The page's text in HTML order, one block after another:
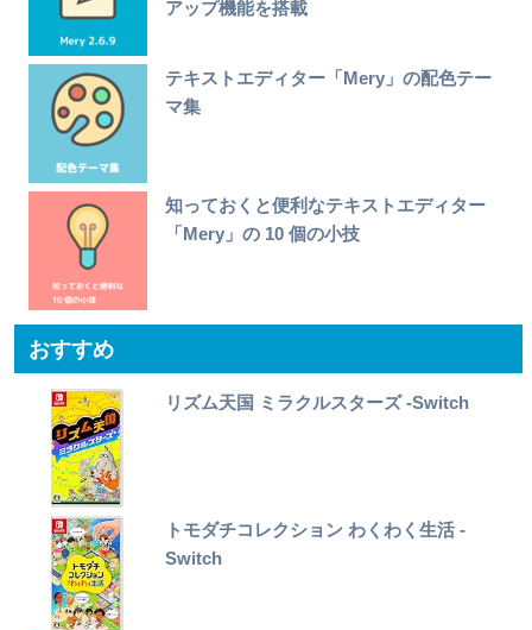
アップ機能を搭載
テキストエディター「Mery」の配色テー
マ集
知っておくと便利なテキストエディター
「Mery」の 10 個の小技
おすすめ
リズム天国 ミラクルスターズ -Switch
トモダチコレクション わくわく生活 -
Switch